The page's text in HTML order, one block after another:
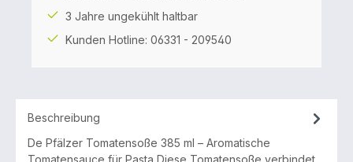
3 Jahre ungekühlt haltbar
Kunden Hotline: 06331 - 209540
Beschreibung
De Pfälzer Tomatensoße 385 ml – Aromatische
Tomatensauce für Pasta Diese Tomatensoße verbindet